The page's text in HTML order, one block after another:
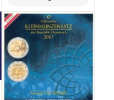
Winkelwagen